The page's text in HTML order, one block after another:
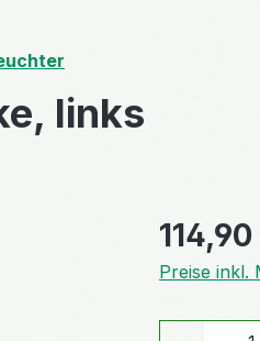
links
Regulärer
Preise inkl.